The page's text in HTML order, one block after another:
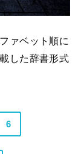
ァベット順に
した辞書形式
6